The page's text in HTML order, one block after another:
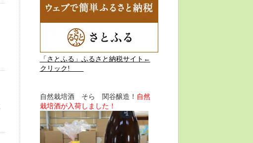
「さとふる」ふるさと納税サイト←
クリック!
自然栽培酒 そら 関谷醸造！ 自然
栽培酒が入荷しました！